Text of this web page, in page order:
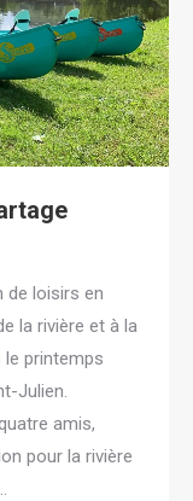
de loisirs en
la rivière et à la
le printemps
Julien.
amis,
pour la rivière